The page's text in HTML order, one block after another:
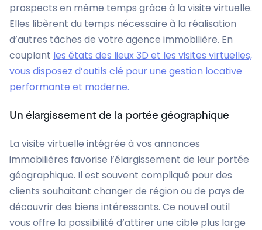
prospects en même temps grâce à la visite virtuelle.
Elles libèrent du temps nécessaire à la réalisation
d’autres tâches de votre agence immobilière. En
couplant les états des lieux 3D et les visites virtuelles,
vous disposez d’outils clé pour une gestion locative
performante et moderne.
Un élargissement de la portée géographique
La visite virtuelle intégrée à vos annonces
immobilières favorise l’élargissement de leur portée
géographique. Il est souvent compliqué pour des
clients souhaitant changer de région ou de pays de
découvrir des biens intéressants. Ce nouvel outil
vous offre la possibilité d’attirer une cible plus large